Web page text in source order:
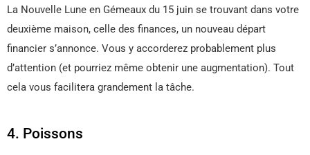
La Nouvelle Lune en Gémeaux du 15 juin se trouvant dans votre
deuxième maison, celle des finances, un nouveau départ
financier s’annonce. Vous y accorderez probablement plus
d’attention (et pourriez même obtenir une augmentation). Tout
cela vous facilitera grandement la tâche.
4. Poissons